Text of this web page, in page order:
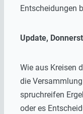
Entscheidungen
Update,
Wie aus Kreisen
die
spruchreifen
oder es